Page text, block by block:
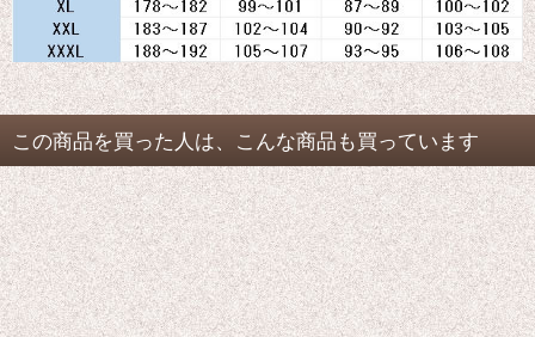
この商品を買った人は、こんな商品も買っています